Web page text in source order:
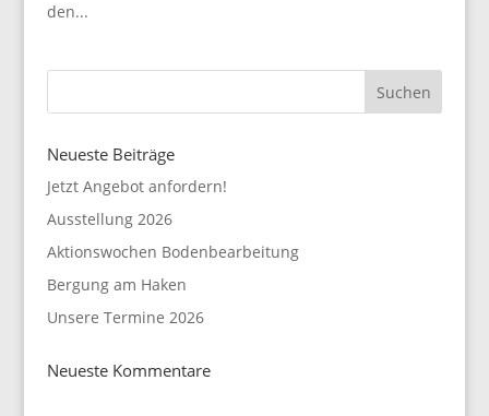
den...
Neueste Beiträge
Jetzt Angebot anfordern!
Ausstellung 2026
Aktionswochen Bodenbearbeitung
Bergung am Haken
Unsere Termine 2026
Neueste Kommentare